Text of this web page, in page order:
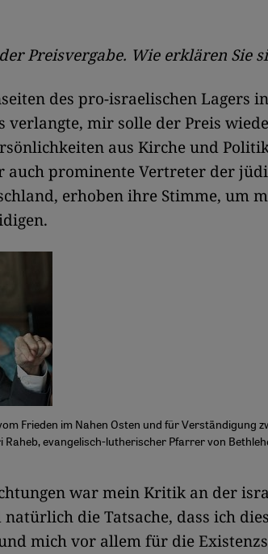
Preisvergabe. Wie erklären Sie
des pro-israelischen Lagers
verlangte, mir solle der Preis
aus Kirche und
auch prominente Vertreter der
erhoben ihre Stimme, um
Frieden im Nahen Osten und für Verständigung
evangelisch-lutherischer Pfarrer von
war mein Kritik an der
die Tatsache, dass ich
mich vor allem für die